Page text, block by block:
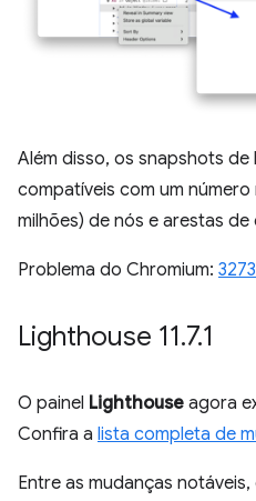
Além disso, os snapshots
compatíveis com um
milhões) de nós e arestas
Problema do Chromium:
Lighthouse 11.7.1
O painel Lighthouse agora
Confira a lista completa de
Entre as mudanças